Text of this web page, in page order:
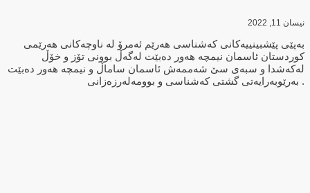
نیسان 11, 2022
بەپێی پێشبینییەکانی کەشناسی ھەرێم ئەمرۆ لە ناوچەکانی ھەرێمی
کوردستان ئاسمان نیمچە ھەور دەبێت لەگەڵ بوونی تۆز و خۆڵ
لەکەشدا و سبەی سێ شەممەش ئاسمان ساماڵ و نیمچە ھەور دەبێت
. بەرێوبەرایەتی گشتی کەشناسی و بوومەلەرزەزانی